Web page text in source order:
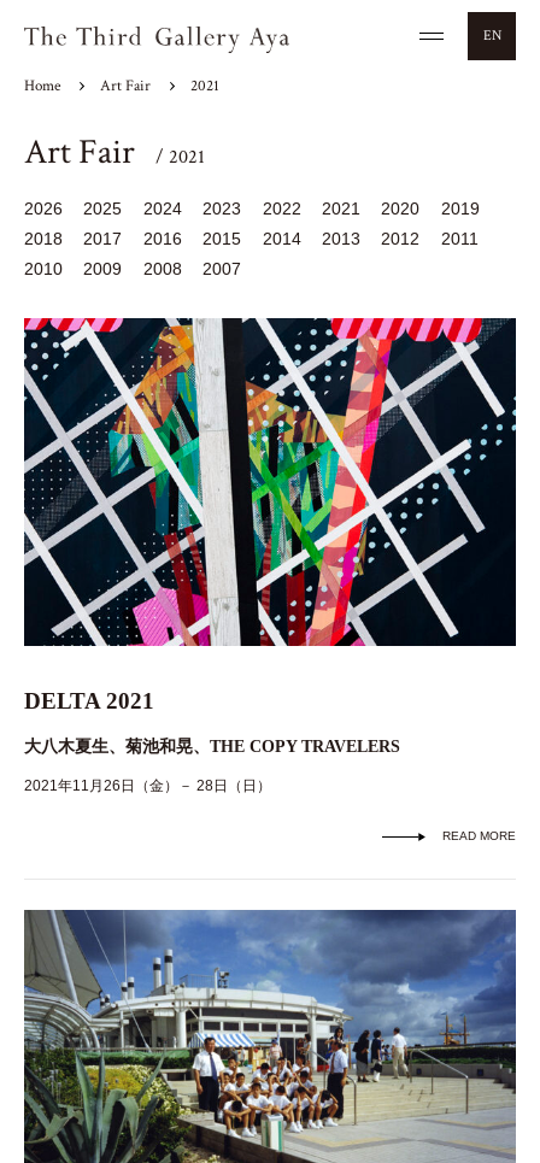
EN
Home Art Fair 2021
Art Fair / 2021
2026 2025 2024 2023 2022 2021 2020
2019
2018
2017 2016 2015 2014 2013 2012
2011
2010
2009 2008 2007
DELTA 2021
大八木夏生、菊池和晃、THE COPY TRAVELERS
2021年11月26日（金）－ 28日（日）
READ MORE